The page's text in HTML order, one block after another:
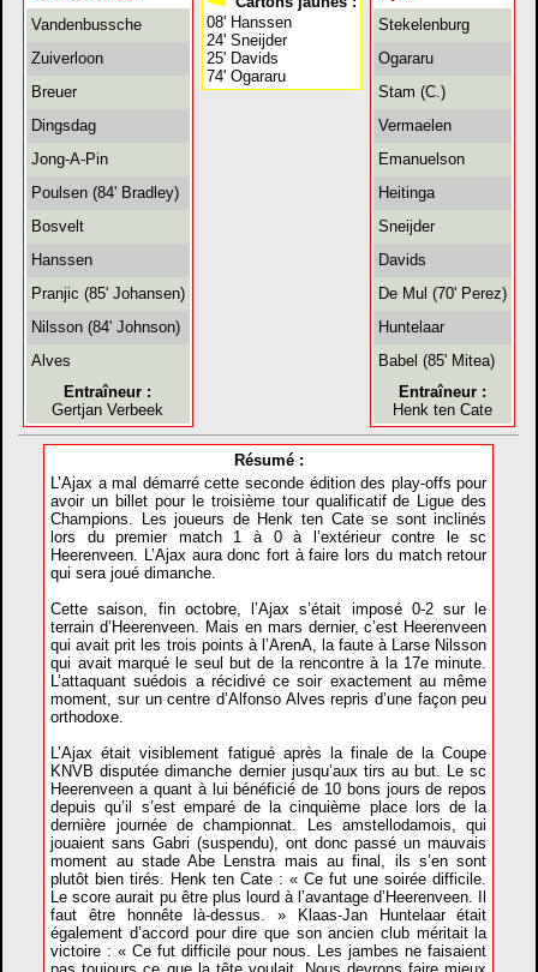
Vandenbussche
Zuiverloon
Breuer
Dingsdag
Jong-A-Pin
Poulsen (84' Bradley)
Bosvelt
Hanssen
Pranjic (85' Johansen)
Nilsson (84' Johnson)
Alves
Entraîneur :
Gertjan Verbeek
08' Hanssen
24' Sneijder
25' Davids
74' Ogararu
Stekelenburg
Ogararu
Stam (C.)
Vermaelen
Emanuelson
Heitinga
Sneijder
Davids
De Mul (70' Perez)
Huntelaar
Babel (85' Mitea)
Entraîneur :
Henk ten Cate
Résumé :
L’Ajax a mal démarré cette seconde édition des play-offs pour
avoir un billet pour le troisième tour qualificatif de Ligue des
Champions. Les joueurs de Henk ten Cate se sont inclinés
lors du premier match 1 à 0 à l’extérieur contre le sc
Heerenveen. L’Ajax aura donc fort à faire lors du match retour
qui sera joué dimanche.
Cette saison, fin octobre, l’Ajax s’était imposé 0-2 sur le
terrain d’Heerenveen. Mais en mars dernier, c’est Heerenveen
qui avait prit les trois points à l’ArenA, la faute à Larse Nilsson
qui avait marqué le seul but de la rencontre à la 17e minute.
L’attaquant suédois a récidivé ce soir exactement au même
moment, sur un centre d’Alfonso Alves repris d’une façon peu
orthodoxe.
L’Ajax était visiblement fatigué après la finale de la Coupe
KNVB disputée dimanche dernier jusqu’aux tirs au but. Le sc
Heerenveen a quant à lui bénéficié de 10 bons jours de repos
depuis qu’il s’est emparé de la cinquième place lors de la
dernière journée de championnat. Les amstellodamois, qui
jouaient sans Gabri (suspendu), ont donc passé un mauvais
moment au stade Abe Lenstra mais au final, ils s’en sont
plutôt bien tirés. Henk ten Cate : « Ce fut une soirée difficile.
Le score aurait pu être plus lourd à l’avantage d’Heerenveen. Il
faut être honnête là-dessus. » Klaas-Jan Huntelaar était
également d’accord pour dire que son ancien club méritait la
victoire : « Ce fut difficile pour nous. Les jambes ne faisaient